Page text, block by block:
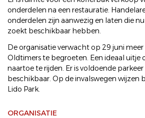
onderdelen na een restauratie.
onderdelen zijn aanwezig en laten die
zoekt beschikbaar hebben.
De organisatie verwacht op 29 juni meer
Oldtimers te begroeten. Een ideaal uitje
naartoe te rijden. Er is voldoende
beschikbaar. Op de invalswegen wijzen
Lido Park.
ORGANISATIE